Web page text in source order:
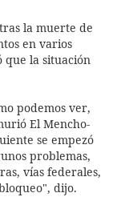
la muerte de
en varios
que la situación
podemos ver,
El Mencho-
se empezó
problemas,
vías federales,
dijo.